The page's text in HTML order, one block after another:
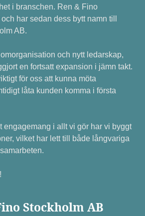
i branschen. Ren & Fino
har sedan dess bytt namn till
AB.
och nytt ledarskap,
en fortsatt expansion i jämn takt.
för oss att kunna möta
låta kunden komma i första
engagemang i allt vi gör har vi byggt
vilket har lett till både långvariga
Stockholm AB